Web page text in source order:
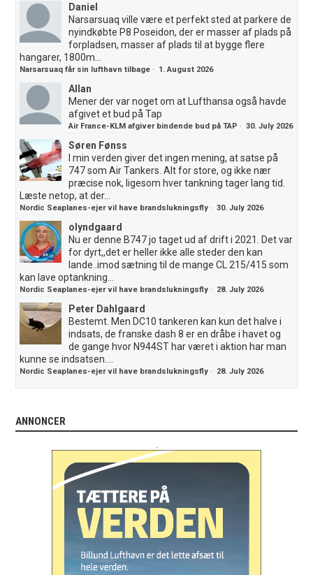
Daniel
Narsarsuaq ville være et perfekt sted at parkere de
nyindkøbte P8 Poseidon, der er masser af plads på
forpladsen, masser af plads til at bygge flere
hangarer, 1800m...
Narsarsuaq får sin lufthavn tilbage · 1. August 2026
Allan
Mener der var noget om at Lufthansa også havde
afgivet et bud på Tap
Air France-KLM afgiver bindende bud på TAP ·30. July 2026
Søren Fønss
I min verden giver det ingen mening, at satse på
747 som Air Tankers. Alt for store, og ikke nær
præcise nok, ligesom hver tankning tager lang tid.
Læste netop, at der...
Nordic Seaplanes-ejer vil have brandslukningsfly ·30. July 2026
olyndgaard
Nu er denne B747 jo taget ud af drift i 2021. Det var
for dyrt,,det er heller ikke alle steder den kan
lande..imod sætning til de mange CL 215/415 som
kan lave optankning...
Nordic Seaplanes-ejer vil have brandslukningsfly · 28. July 2026
Peter Dahlgaard
Bestemt. Men DC10 tankeren kan kun det halve i
indsats, de franske dash 8 er en dråbe i havet og
de gange hvor N944ST har været i aktion har man
kunne se indsatsen....
Nordic Seaplanes-ejer vil have brandslukningsfly · 28. July 2026
ANNONCER